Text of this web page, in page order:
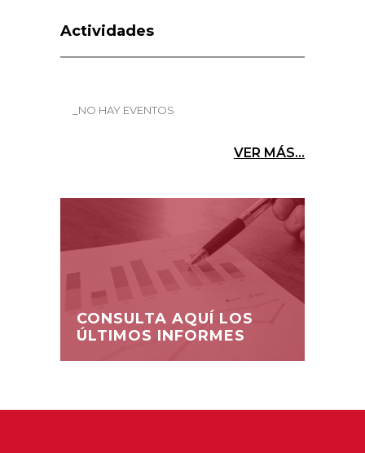
Actividades
_NO HAY EVENTOS
VER MÁS...
CONSULTA AQUÍ LOS
ÚLTIMOS INFORMES